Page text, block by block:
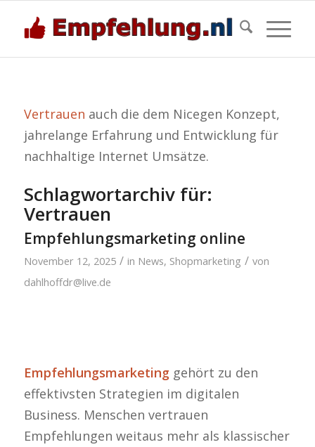
Vertrauen auch die dem Nicegen Konzept,
jahrelange Erfahrung und Entwicklung für
nachhaltige Internet Umsätze.
Schlagwortarchiv für:
Vertrauen
Empfehlungsmarketing online
November 12, 2025 / in News, Shopmarketing / von
dahlhoffdr@live.de
Empfehlungsmarketinggehört zu den
effektivsten Strategien im digitalen
Business. Menschen vertrauen
Empfehlungen weitaus mehr als klassischer